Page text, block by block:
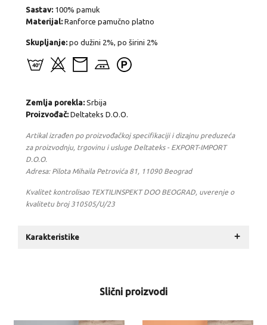
Sastav:100% pamuk
Materijal:Ranforce pamučno platno
Skupljanje:po dužini 2%, po širini 2%
Zemlja porekla:Srbija
Proizvođač:Deltateks D.O.O.
Artikal izrađen po proizvođačkoj specifikaciji i dizajnu preduzeća
za proizvodnju, trgovinu i usluge Deltateks - EXPORT-IMPORT
D.O.O.
Adresa: Pilota Mihaila Petrovića 81, 11090 Beograd
Kvalitet kontrolisao TEXTILINSPEKT DOO BEOGRAD, uverenje o
kvalitetu broj 310505/U/23
Karakteristike +
Slični proizvodi